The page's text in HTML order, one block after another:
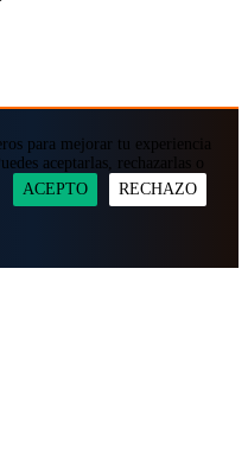
para mejorar tu experiencia
aceptarlas, rechazarlas o
ACEPTO
RECHAZO